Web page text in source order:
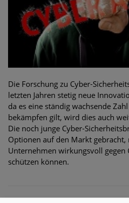
Die Forschung zu Cyber-
letzten Jahren stetig neue
da es eine ständig wachsende
bekämpfen gilt, wird dies auch
Die noch junge Cyber-
Optionen auf den Markt gebracht,
Unternehmen wirkungsvoll gegen
schützen können.